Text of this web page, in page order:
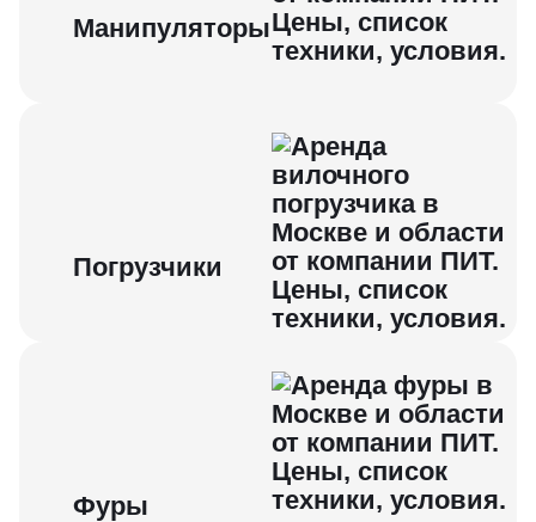
Манипуляторы
Погрузчики
Фуры